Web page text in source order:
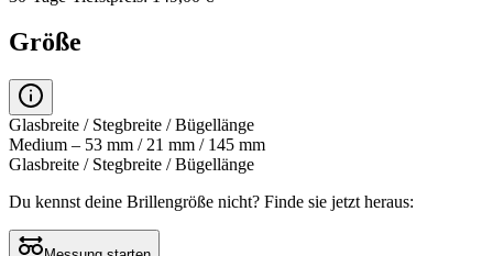
Größe
Glasbreite / Stegbreite / Bügellänge
Medium – 53 mm / 21 mm / 145 mm
Glasbreite / Stegbreite / Bügellänge
Du kennst deine Brillengröße nicht? Finde sie jetzt heraus: